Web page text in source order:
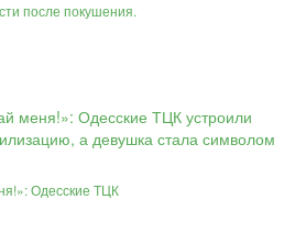
после покушения.
Одесские ТЦК